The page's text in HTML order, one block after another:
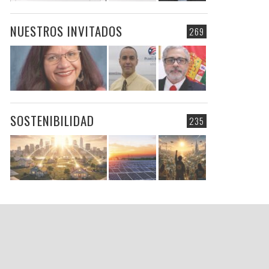
269
NUESTROS INVITADOS
235
SOSTENIBILIDAD